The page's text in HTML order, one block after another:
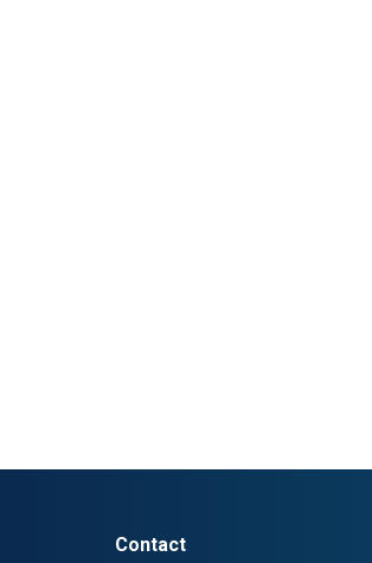
Contact